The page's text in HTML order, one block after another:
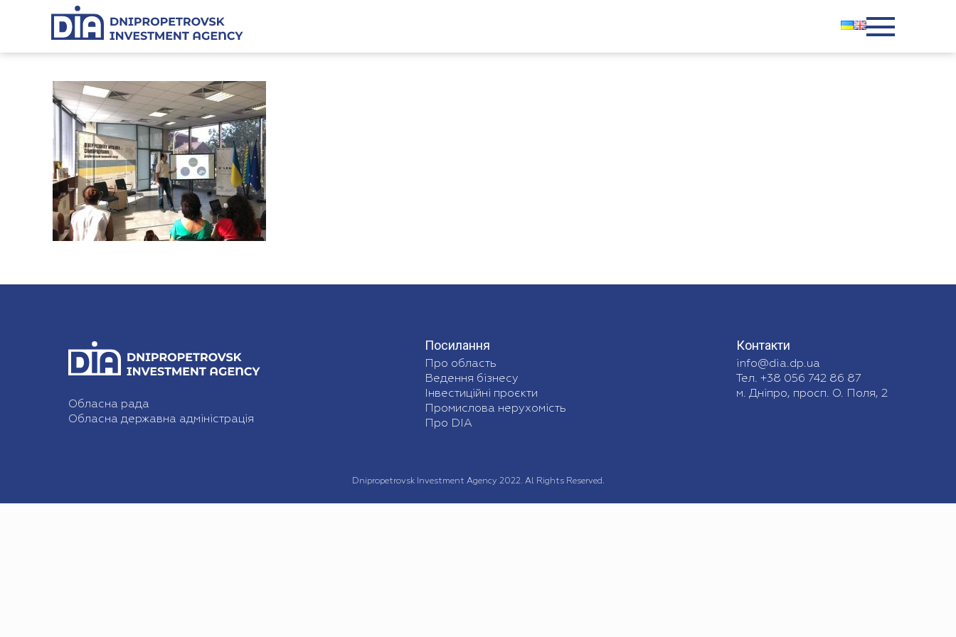
Обласна рада
Обласна державна адміністрація
Посилання
Про область
Ведення бізнесу
Інвестиційні проєкти
Промислова нерухомість
Про DIA
Контакти
info@dia.dp.ua
Тел. +38 056 742 86 87
м. Дніпро, просп. О. Поля, 2
Dnipropetrovsk Investment Agency 2022. Al Rights Reserved.